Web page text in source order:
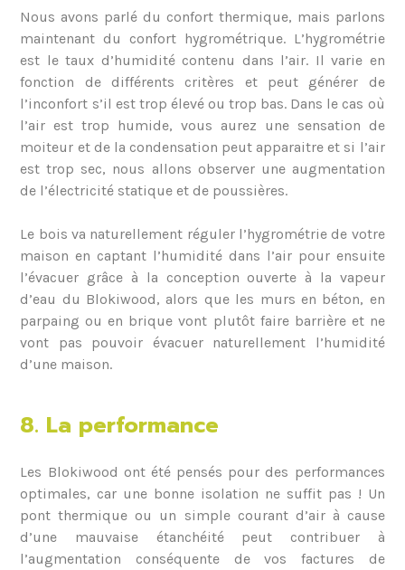
Nous avons parlé du confort thermique, mais parlons
maintenant du confort hygrométrique. L’hygrométrie
est le taux d’humidité contenu dans l’air. Il varie en
fonction de différents critères et peut générer de
l’inconfort s’il est trop élevé ou trop bas. Dans le cas où
l’air est trop humide, vous aurez une sensation de
moiteur et de la condensation peut apparaitre et si l’air
est trop sec, nous allons observer une augmentation
de l’électricité statique et de poussières.
Le bois va naturellement réguler l’hygrométrie de votre
maison en captant l’humidité dans l’air pour ensuite
l’évacuer grâce à la conception ouverte à la vapeur
d’eau du Blokiwood, alors que les murs en béton, en
parpaing ou en brique vont plutôt faire barrière et ne
vont pas pouvoir évacuer naturellement l’humidité
d’une maison.
8. La performance
Les Blokiwood ont été pensés pour des performances
optimales, car une bonne isolation ne suffit pas ! Un
pont thermique ou un simple courant d’air à cause
d’une mauvaise étanchéité peut contribuer à
l’augmentation conséquente de vos factures de